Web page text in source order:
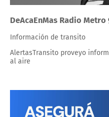
DeAcaEnMas Radio Metro
Información de transito
AlertasTransito proveyo
al aire